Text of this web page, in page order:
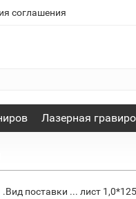
соглашения
Лазерная
.Вид поставки ... лист